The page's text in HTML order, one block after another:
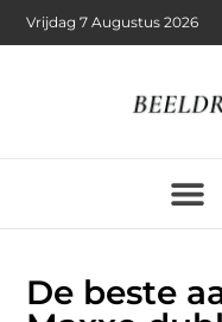
Vrijdag 7 Augustus 2026
De beste